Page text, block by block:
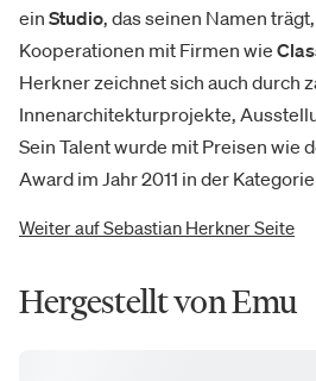
ein Studio, das seinen Namen
Kooperationen mit Firmen wie
Herkner zeichnet sich auch durch
Innenarchitekturprojekte,
Sein Talent wurde mit Preisen wie
Award im Jahr 2011 in der
Weiter auf Sebastian Herkner Seite
Hergestellt von Emu